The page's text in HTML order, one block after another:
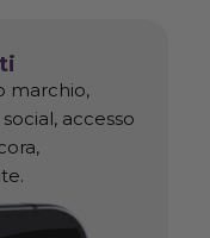
marchio,
accesso